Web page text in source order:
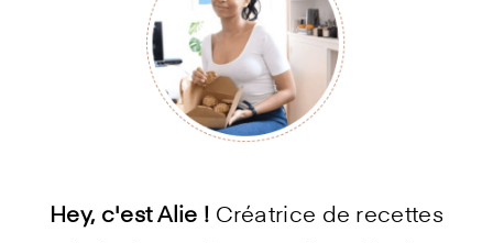
Hey, c'est Alie ! Créatrice de recettes